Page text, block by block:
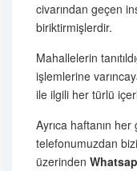
civarından geçen
biriktirmişlerdir.
Mahallelerin
işlemlerine
ile ilgili her türlü
Ayrıca haftanın her
telefonumuzdan
üzerinden